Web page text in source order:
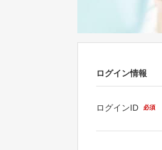
ログイン情報
ログインID 必須